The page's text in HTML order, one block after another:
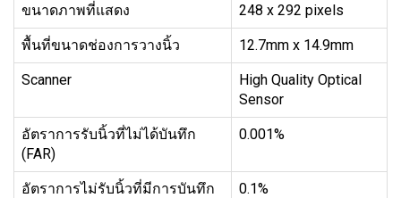
ขนาดภาพที่แสดง 248 x 292 pixels
พื้นที่ขนาดช่องการวางนิ้ว 12.7mm x 14.9mm
Scanner
High Quality Optical
Sensor
อัตราการรับนิ้วที่ไม่ได้บันทึก
(FAR)
0.001%
อัตราการไม่รับนิ้วที่มีการบันทึก
0.1%